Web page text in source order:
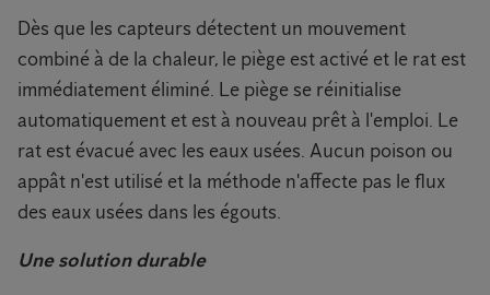
Dès que les capteurs détectent un mouvement
combiné à de la chaleur, le piège est activé et le rat est
immédiatement éliminé. Le piège se réinitialise
automatiquement et est à nouveau prêt à l'emploi. Le
rat est évacué avec les eaux usées. Aucun poison ou
appât n'est utilisé et la méthode n'affecte pas le flux
des eaux usées dans les égouts.
Une solution durable